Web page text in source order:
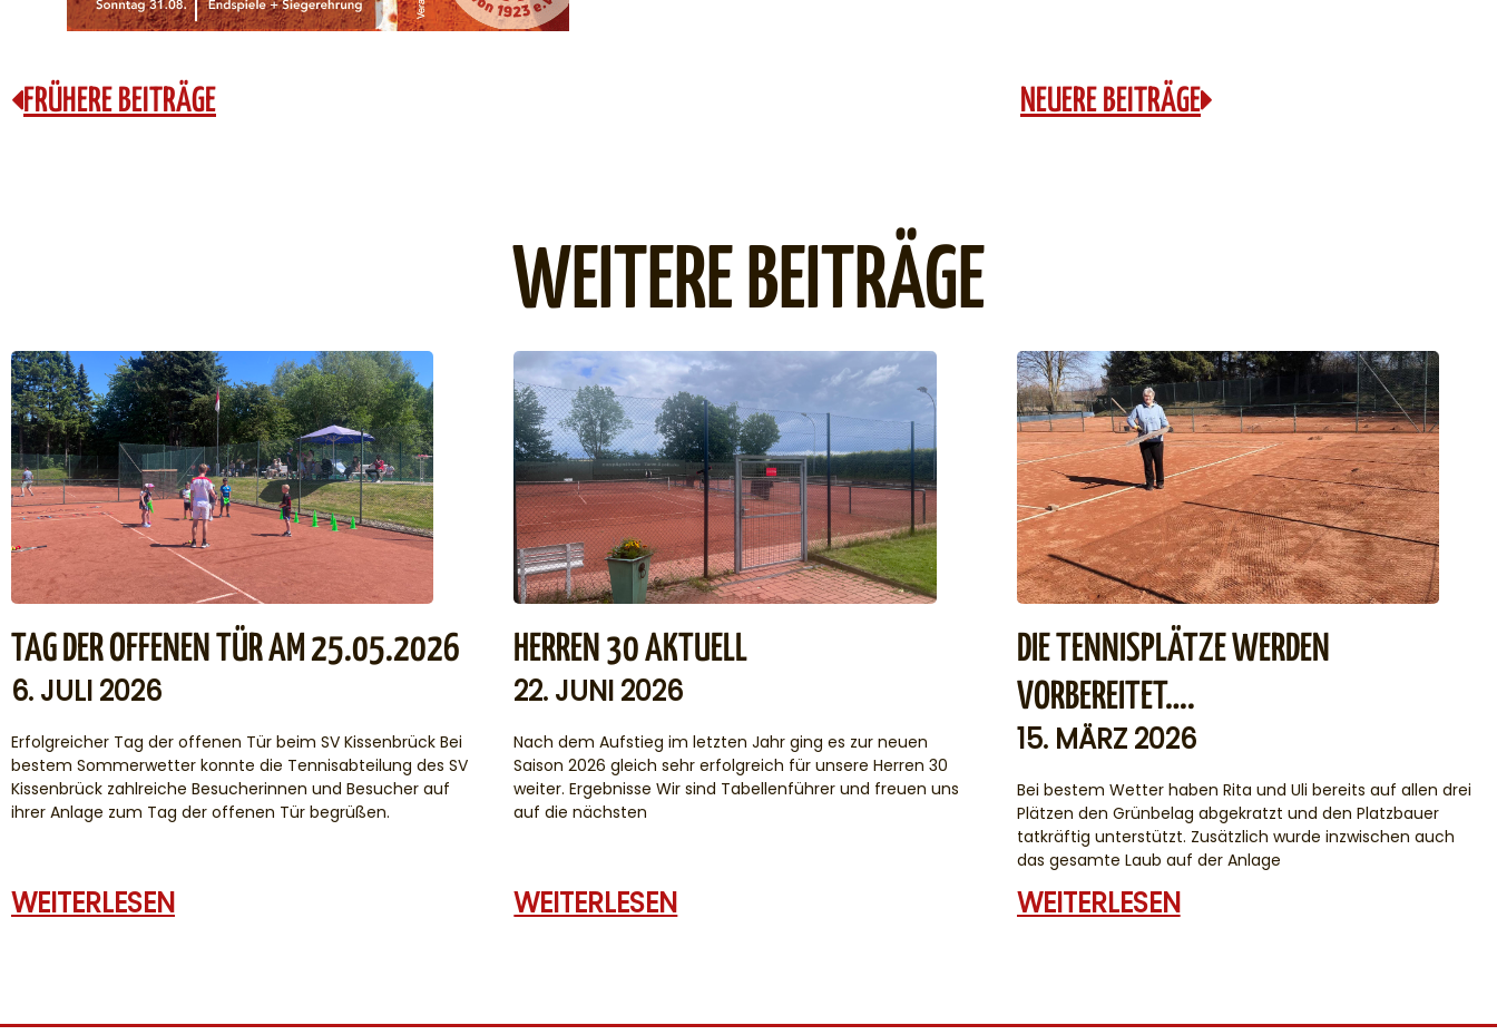
FRÜHERE BEITRÄGE NEUERE BEITRÄGE
WEITERE BEITRÄGE
TAG DER OFFENEN TÜR AM 25.05.2026
6. JULI 2026
Erfolgreicher Tag der offenen Tür beim SV Kissenbrück Bei
bestem Sommerwetter konnte die Tennisabteilung des SV
Kissenbrück zahlreiche Besucherinnen und Besucher auf
ihrer Anlage zum Tag der offenen Tür begrüßen.
WEITERLESEN
HERREN 30 AKTUELL
22. JUNI 2026
Nach dem Aufstieg im letzten Jahr ging es zur neuen
Saison 2026 gleich sehr erfolgreich für unsere Herren 30
weiter. Ergebnisse Wir sind Tabellenführer und freuen uns
auf die nächsten
WEITERLESEN
DIE TENNISPLÄTZE WERDEN
VORBEREITET….
15. MÄRZ 2026
Bei bestem Wetter haben Rita und Uli bereits auf allen drei
Plätzen den Grünbelag abgekratzt und den Platzbauer
tatkräftig unterstützt. Zusätzlich wurde inzwischen auch
das gesamte Laub auf der Anlage
WEITERLESEN